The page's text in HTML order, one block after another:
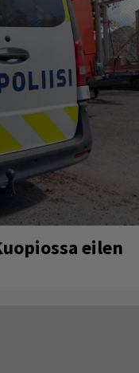
eilen